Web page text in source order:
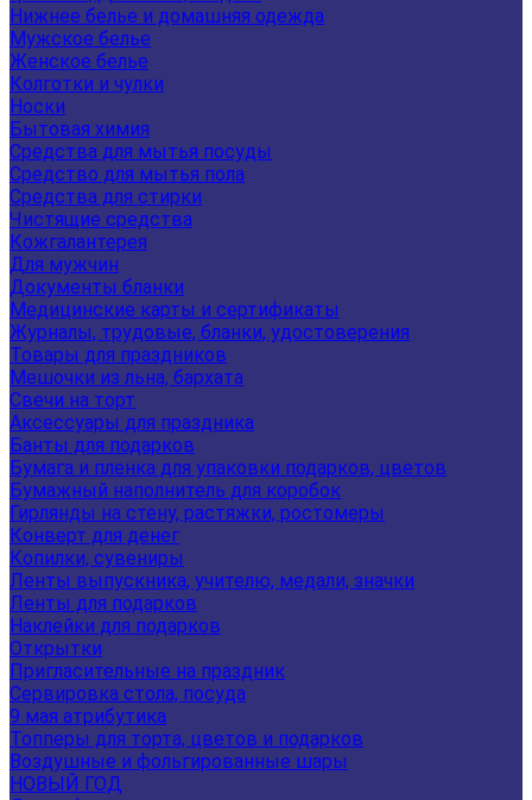
Нижнее белье и домашняя одежда
Мужское белье
Женское белье
Колготки и чулки
Носки
Бытовая химия
Средства для мытья посуды
Средство для мытья пола
Средства для стирки
Чистящие средства
Кожгалантерея
Для мужчин
Документы бланки
Медицинские карты и сертификаты
Журналы, трудовые, бланки, удостоверения
Товары для праздников
Мешочки из льна, бархата
Свечи на торт
Аксессуары для праздника
Банты для подарков
Бумага и пленка для упаковки подарков, цветов
Бумажный наполнитель для коробок
Гирлянды на стену, растяжки, ростомеры
Конверт для денег
Копилки, сувениры
Ленты выпускника, учителю, медали, значки
Ленты для подарков
Наклейки для подарков
Открытки
Пригласительные на праздник
Сервировка стола, посуда
9 мая атрибутика
Топперы для торта, цветов и подарков
Воздушные и фольгированные шары
НОВЫЙ ГОД